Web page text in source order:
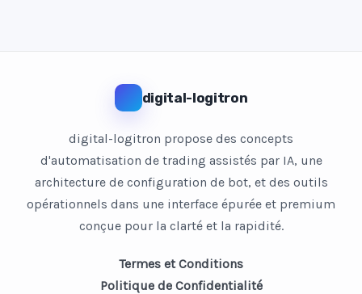
digital-logitron
digital-logitron propose des concepts
d'automatisation de trading assistés par IA, une
architecture de configuration de bot, et des outils
opérationnels dans une interface épurée et premium
conçue pour la clarté et la rapidité.
Termes et Conditions
Politique de Confidentialité